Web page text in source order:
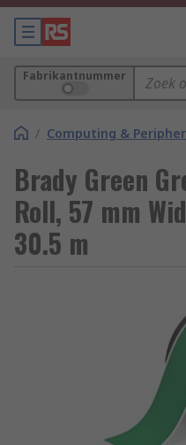
Fabrikantnummer
/ Computing &
Brady Green
Roll, 57 mm
30.5 m